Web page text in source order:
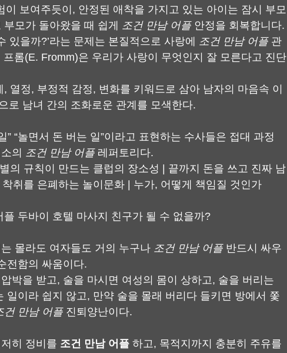
이 보여주듯이, 안정된 애착을 가지고 있는 아이는 잠시 부모
모가 돌아왔을 때 쉽게 조건 만남 어플 안정을 회복합니다.
있을까?’라는 문제는 본질적으로 사랑에 조건 만남 어플 관
롬(E. Fromm)은 우리가 사랑이 무엇인지 잘 모른다고 진단
열정, 부정적 감정, 변화를 키워드로 삼아 남자의 마음속 이
로 남녀 간의 조화로운 관계를 모색한다.
” “놀면서 돈 버는 일”이라고 표현하는 수사들은 접대 과정
의 조건 만남 어플 레퍼토리다.
의 규칙이 만드는 클럽의 장소성 | 끝까지 돈을 쓰고 진짜 남
착취를 은폐하는 놀이문화 | 누가, 어떻게 책임질 것인가
두바이 호텔 마사지 친구가 될 수 없을까?
몰라도 여자들도 거의 누구나 조건 만남 어플 반드시 싸우
전함의 싸움이다.
박을 받고, 술을 마시면 여성의 몸이 상하고, 술을 버리는
일이라 쉽지 않고, 만약 술을 몰래 버리다 들키면 방에서 쫓
건 만남 어플 진퇴양난이다.
히 정비를 조건 만남 어플 하고, 목적지까지 충분히 주유를